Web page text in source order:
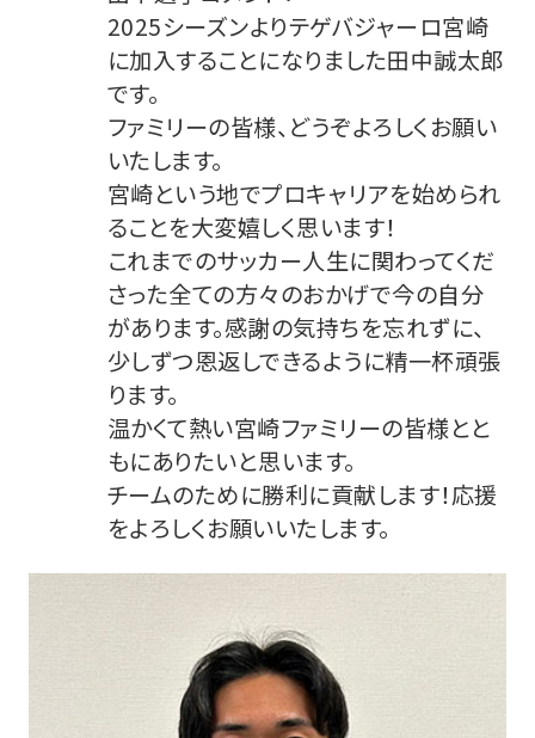
2025シーズンよりテゲバジャーロ宮崎
に加入することになりました田中誠太郎
です。
ファミリーの皆様、どうぞよろしくお願い
いたします。
宮崎という地でプロキャリアを始められ
ることを大変嬉しく思います！
これまでのサッカー人生に関わってくだ
さった全ての方々のおかげで今の自分
があります。感謝の気持ちを忘れずに、
少しずつ恩返しできるように精一杯頑張
ります。
温かくて熱い宮崎ファミリーの皆様とと
もにありたいと思います。
チームのために勝利に貢献します！応援
をよろしくお願いいたします。